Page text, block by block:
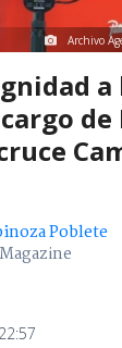
Archivo
a
de
Poblete